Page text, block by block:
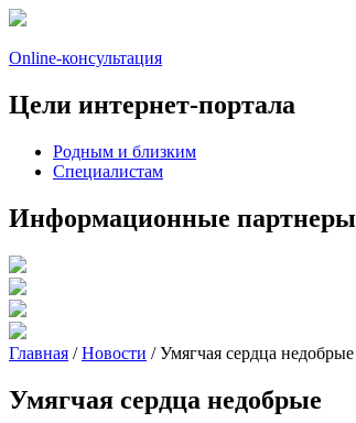
Online-консультация
Цели интернет-портала
Родным и близким
Специалистам
Информационные партнеры
Главная /Новости /Умягчая сердца недобрые
Умягчая сердца недобрые